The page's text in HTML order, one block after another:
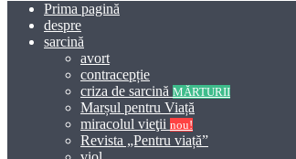
Prima pagină
despre
sarcină
avort
contracepție
criza de sarcină MĂRTURII
Marșul pentru Viață
miracolul vieţii nou!
Revista „Pentru viață”